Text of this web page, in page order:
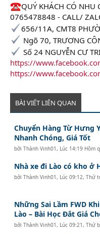
QUÝ KHÁCH CÓ NHU
0765478848 - CALL/
656/11A, CMT8
Ngõ 70, TRƯƠNG
Số 24 NGUYỄN CƯ
https://
https://
BÀI VIẾT LIÊN QUAN
Chuyển Hàng Từ Hưng
Nhanh Chóng, Giá Tốt
bởiThành Vinh01 , Lúc 14:19 Hôm
Nhà xe đi Lào có kho ở
bởiThành Vinh01 , Lúc 09:12, Thứ
Những Sai Lầm FWD
Lào – Bài Học Đắt Giá
bởiThành Vinh01 , Lúc 09:21, Thứ